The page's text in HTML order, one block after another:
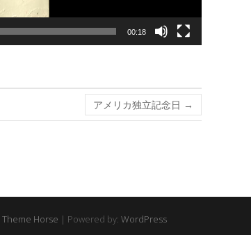
00:18
アメリカ独立記念日 →
Theme Horse | Powered by: WordPress